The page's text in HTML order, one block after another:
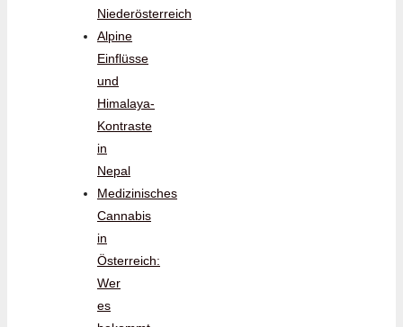
Niederösterreich
Alpine
Einflüsse
und
Himalaya-
Kontraste
in
Nepal
Medizinisches
Cannabis
in
Österreich:
Wer
es